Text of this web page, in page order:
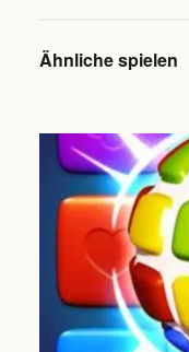
Ähnliche spielen